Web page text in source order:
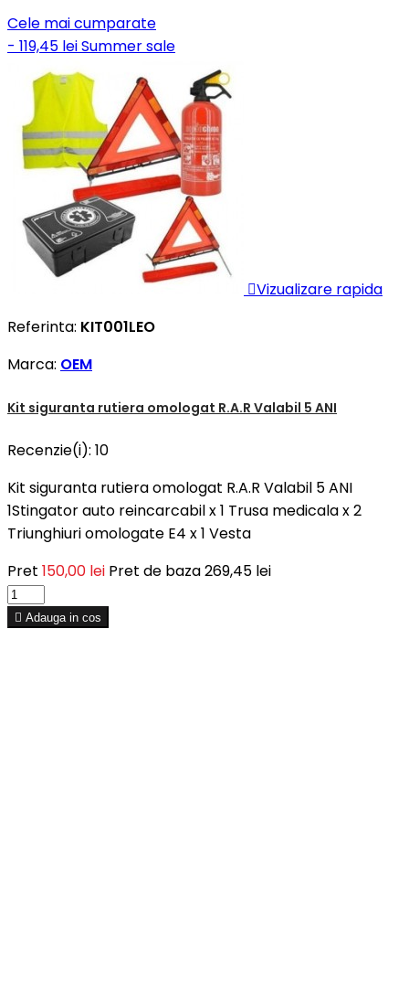
Cele mai cumparate
- 119,45 leiSummer sale
Vizualizare rapida
Referinta: KIT001LEO
Marca: OEM
Kit siguranta rutiera omologat R.A.R Valabil 5 ANI
Recenzie(i): 10
Kit siguranta rutiera omologat R.A.R Valabil 5 ANI
1Stingator auto reincarcabil x 1 Trusa medicala x 2
Triunghiuri omologate E4 x 1 Vesta
Pret 150,00 lei Pret de baza269,45 lei
 Adauga in cos